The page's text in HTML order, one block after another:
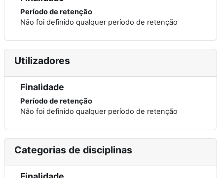
Período de retenção
Não foi definido qualquer período de retenção
Utilizadores
Finalidade
Período de retenção
Não foi definido qualquer período de retenção
Categorias de disciplinas